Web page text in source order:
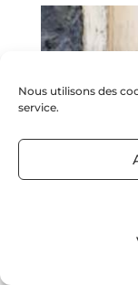
Nous utilisons des
service.